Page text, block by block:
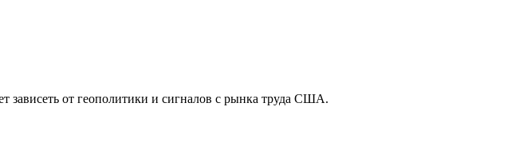
зависеть от геополитики и сигналов с рынка труда США.